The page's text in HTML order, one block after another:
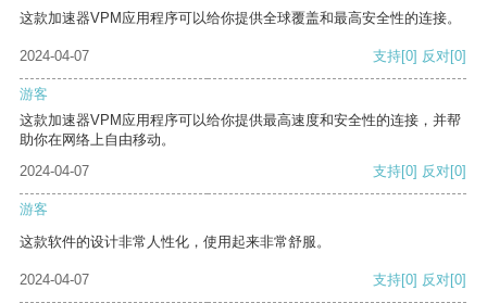
这款加速器VPM应用程序可以给你提供全球覆盖和最高安全性的连接。
2024-04-07 支持[0] 反对[0]
游客
这款加速器VPM应用程序可以给你提供最高速度和安全性的连接，并帮
助你在网络上自由移动。
2024-04-07
支持[0] 反对[0]
游客
这款软件的设计非常人性化，使用起来非常舒服。
2024-04-07 支持[0] 反对[0]